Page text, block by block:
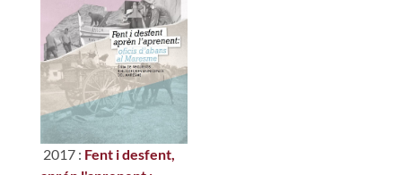
2017 : Fent i desfent,